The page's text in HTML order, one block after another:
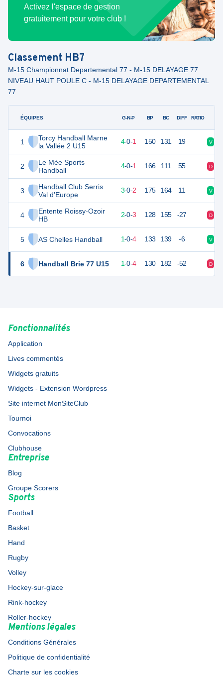
Activez l'espace de gestion
gratuitement pour votre club !
Classement HB7
M-15 Championnat Departemental 77 - M-15 DELAYAGE 77
NIVEAU HAUT POULE C - M-15 DELAYAGE DEPARTEMENTAL
77
ÉQUIPES
1
Torcy Handball Marne
la Vallée 2 U15
2
Le Mée Sports
Handball
3
Handball Club Serris
Val d'Europe
4
Entente Roissy-Ozoir
HB
5 AS Chelles Handball
6 Handball Brie 77 U15
G-N-P BP BC DIFF RATIO
13 5 4-0-1 150 131 19 V
4-0-1 166 111 55 D
11 3-0-2 175 164 11 V
9 2-0-3 128 155 -27 D
7 1-0-4 133 139 -6 V
7 5 1-0-4 130 182 -52 D
Fonctionnalités
Application
Lives commentés
Widgets gratuits
Widgets - Extension Wordpress
Site internet MonSiteClub
Tournoi
Convocations
Clubhouse
Entreprise
Blog
Groupe Scorers
Sports
Football
Basket
Hand
Rugby
Volley
Hockey-sur-glace
Rink-hockey
Roller-hockey
Mentions légales
Conditions Générales
Politique de confidentialité
Charte sur les cookies